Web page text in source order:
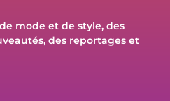
mode et de style, des
des reportages et